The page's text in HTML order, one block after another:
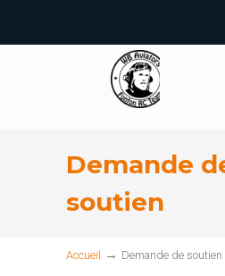
Demande
soutien
Accueil → Demande de soutien